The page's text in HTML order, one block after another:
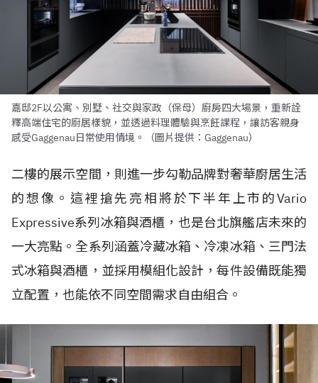
嘉邸2F以公寓、別墅、社交與家政（保母）廚房四大場景，重新詮
釋高端住宅的廚居樣貌，並透過料理體驗與烹飪課程，讓訪客親身
感受Gaggenau日常使用情境。（圖片提供：Gaggenau）
二樓的展示空間，則進一步勾勒品牌對奢華廚居生活
的想像。這裡搶先亮相將於下半年上市的Vario
Expressive系列冰箱與酒櫃，也是台北旗艦店未來的
一大亮點。全系列涵蓋冷藏冰箱、冷凍冰箱、三門法
式冰箱與酒櫃，並採用模組化設計，每件設備既能獨
立配置，也能依不同空間需求自由組合。